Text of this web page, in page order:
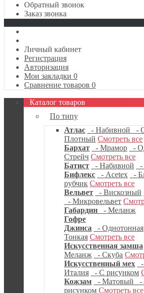
Обратный звонок
Заказ звонка
Личный кабинет
Регистрация
Авторизация
Мои закладки 0
Сравнение товаров 0
Каталог товаров
По типу
Атлас
- Набивной -
Плотный Смотреть все
Бархат
- Мрамор -
Стрейч Смотреть все
Батист
- Набивной
-
Бифлекс
- Acetex -
рубчик Смотреть все
Вельвет
- Вискозный
- Микровельвет
Габардин
- Меланж
Гофре
Джинса
- Однотонная
Тонкая Смотреть все
Искусственная замша
Меланж
- Скуба
Искусственный мех
Италия
- С рисунком
Кожзам
- Матовый -
рисунком Смотреть все